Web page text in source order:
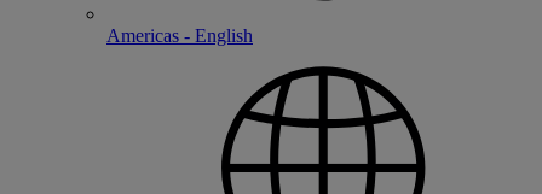
Americas - English